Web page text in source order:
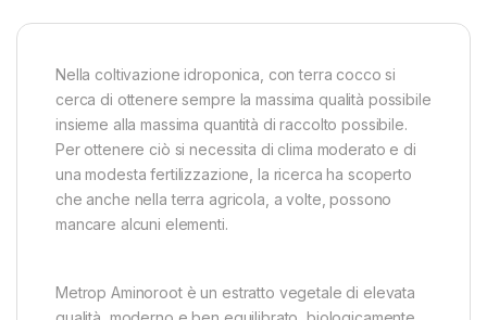
Nella coltivazione idroponica, con terra cocco si
cerca di ottenere sempre la massima qualità possibile
insieme alla massima quantità di raccolto possibile.
Per ottenere ciò si necessita di clima moderato e di
una modesta fertilizzazione, la ricerca ha scoperto
che anche nella terra agricola, a volte, possono
mancare alcuni elementi.
Metrop Aminoroot è un estratto vegetale di elevata